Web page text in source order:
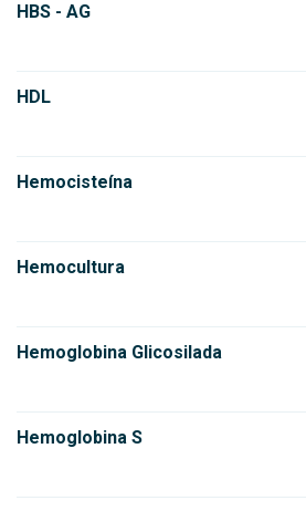
HBS - AG
HDL
Hemocisteína
Hemocultura
Hemoglobina Glicosilada
Hemoglobina S